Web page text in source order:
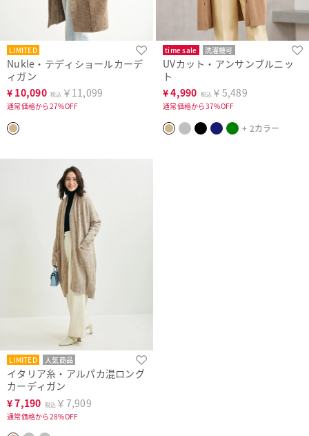
LIMITED
Nukle・テディショールカーデ
ィガン
¥ 10,090 税込 ￥11,099
通常価格から27%OFF
time sale 洗濯機可
UVカット・アンサンブルニッ
ト
¥4,990 税込 ￥5,489
通常価格から37%OFF
+ 2カラー
LIMITED 人気商品
イタリア糸・アルパカ混ロング
カーディガン
¥7,190 税込 ￥7,909
通常価格から28%OFF